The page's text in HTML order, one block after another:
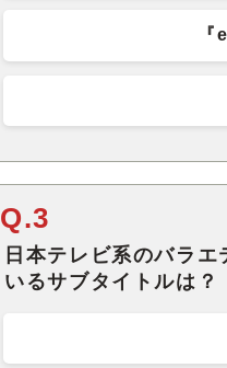
Q.3
日本テレビ系のバラ
いるサブタイトルは？